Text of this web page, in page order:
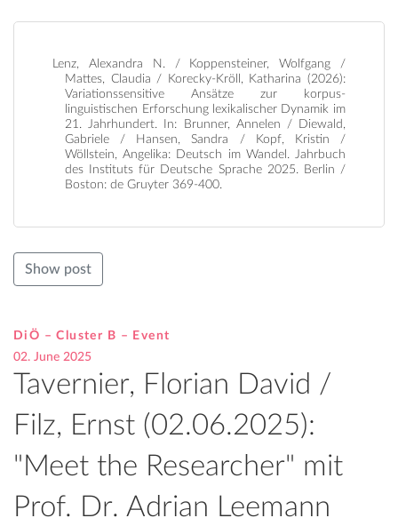
Lenz, Alexandra N. / Koppensteiner, Wolfgang /
Mattes, Claudia / Korecky-Kröll, Katharina (2026):
Variationssensitive Ansätze zur korpus-
linguistischen Erforschung lexikalischer Dynamik im
21. Jahrhundert. In: Brunner, Annelen / Diewald,
Gabriele / Hansen, Sandra / Kopf, Kristin /
Wöllstein, Angelika: Deutsch im Wandel. Jahrbuch
des Instituts für Deutsche Sprache 2025. Berlin /
Boston: de Gruyter 369-400.
Show post
DiÖ – Cluster B – Event
02. June 2025
Tavernier, Florian David /
Filz, Ernst (02.06.2025):
"Meet the Researcher" mit
Prof. Dr. Adrian Leemann